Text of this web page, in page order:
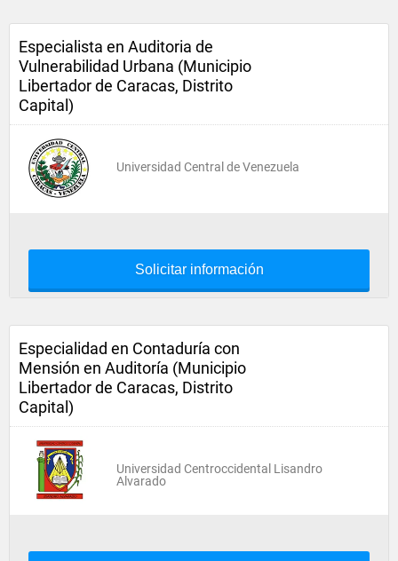
Especialista en Auditoria de
Vulnerabilidad Urbana (Municipio
Libertador de Caracas, Distrito
Capital)
Universidad Central de Venezuela
Solicitar información
Especialidad en Contaduría con
Mensión en Auditoría (Municipio
Libertador de Caracas, Distrito
Capital)
Universidad Centroccidental Lisandro
Alvarado